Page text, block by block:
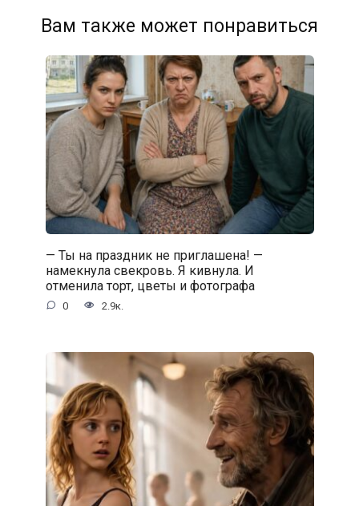
Вам также может понравиться
— Ты на праздник не приглашена! —
намекнула свекровь. Я кивнула. И
отменила торт, цветы и фотографа
0 2.9к.